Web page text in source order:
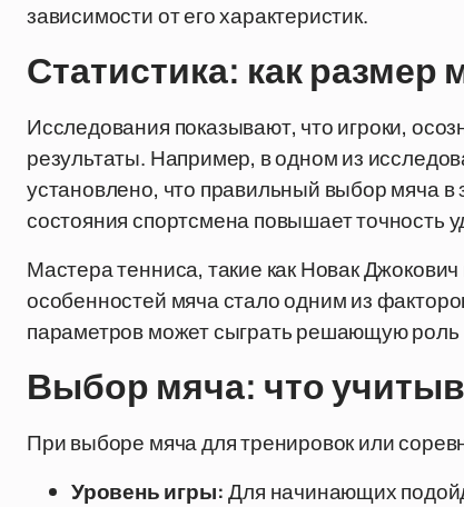
зависимости от его характеристик.
Статистика: как размер
Исследования показывают, что игроки,
результаты. Например, в одном из
установлено, что правильный выбор мяча в
состояния спортсмена повышает точность
Мастера тенниса, такие как Новак
особенностей мяча стало одним из
параметров может сыграть решающую роль
Выбор мяча: что
При выборе мяча для тренировок или
Уровень игры:Для начинающих